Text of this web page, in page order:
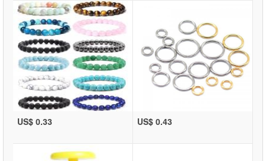
US$ 0.33 US$ 0.43